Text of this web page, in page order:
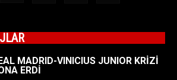
MADRID-VINICIUS JUNIOR KRİZİ
ERDİ